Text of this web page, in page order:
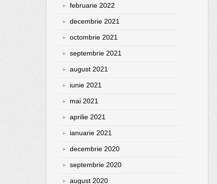
februarie 2022
decembrie 2021
octombrie 2021
septembrie 2021
august 2021
iunie 2021
mai 2021
aprilie 2021
ianuarie 2021
decembrie 2020
septembrie 2020
august 2020